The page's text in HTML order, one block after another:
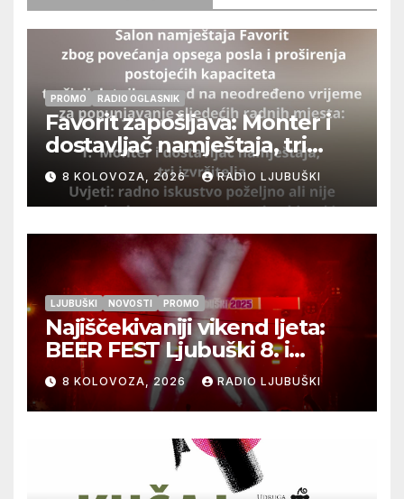
PROMO RADIO OGLASNIK
Favorit zapošljava: Monter i
dostavljač namještaja, tri
izvršitelja
8 KOLOVOZA, 2026 RADIO LJUBUŠKI
LJUBUŠKI NOVOSTI PROMO
Najiščekivaniji vikend ljeta:
BEER FEST Ljubuški 8. i
9.kolovoza
8 KOLOVOZA, 2026 RADIO LJUBUŠKI